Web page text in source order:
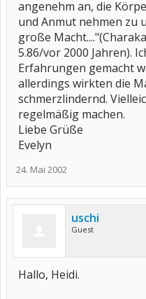
angenehm an, die
und Anmut nehmen zu
große
5.86/vor 2000 Jahren).
Erfahrungen gemacht
allerdings wirkten die
schmerzlindernd.
regelmäßig machen.
Liebe Grüße
Evelyn
24. Mai 2002
uschi
Guest
Hallo, Heidi.